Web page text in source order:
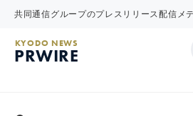
共同通信グループのプレスリリース配信メ
KYODO NEWS
PRWIRE